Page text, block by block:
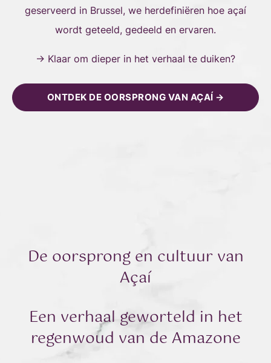
geserveerd in Brussel, we herdefiniëren hoe açaí
wordt geteeld, gedeeld en ervaren.
→ Klaar om dieper in het verhaal te duiken?
ONTDEK DE OORSPRONG VAN AÇAÍ →
De oorsprong en cultuur van
Açaí
Een verhaal geworteld in het
regenwoud van de Amazone